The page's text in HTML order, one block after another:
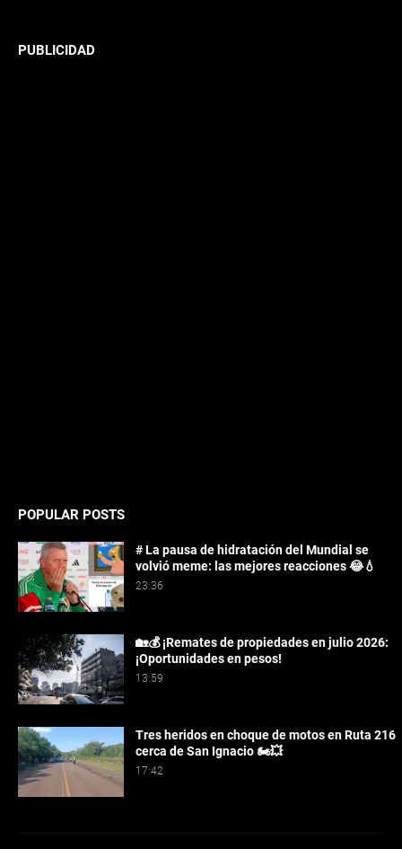
PUBLICIDAD
POPULAR POSTS
# La pausa de hidratación del Mundial se
volvió meme: las mejores reacciones 😂💧
23:36
🏡💰 ¡Remates de propiedades en julio 2026:
¡Oportunidades en pesos!
13:59
Tres heridos en choque de motos en Ruta 216
cerca de San Ignacio 🏍️💥
17:42